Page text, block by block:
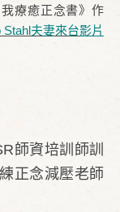
我療癒正念書》作
Stahl夫妻來台影片
師資培訓師訓
正念減壓老師